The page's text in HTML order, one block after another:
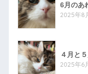
6月のあ
2025年8
４月と
2025年6